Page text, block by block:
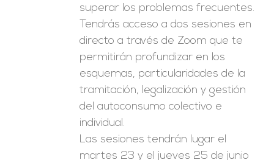
superar los problemas frecuentes.
Tendrás acceso a dos sesiones en
directo a través de Zoom que te
permitirán profundizar en los
esquemas, particularidades de la
tramitación, legalización y gestión
del autoconsumo colectivo e
individual.
Las sesiones tendrán lugar el
martes 23 y el jueves 25 de junio